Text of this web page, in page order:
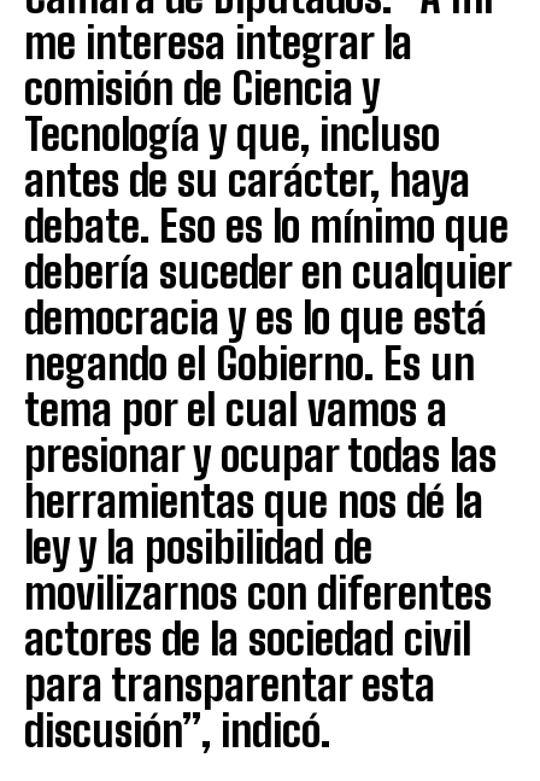
me interesa integrar la
comisión de Ciencia y
Tecnología y que, incluso
antes de su carácter, haya
debate. Eso es lo mínimo que
debería suceder en cualquier
democracia y es lo que está
negando el Gobierno. Es un
tema por el cual vamos a
presionar y ocupar todas las
herramientas que nos dé la
ley y la posibilidad de
movilizarnos con diferentes
actores de la sociedad civil
para transparentar esta
discusión”, indicó.